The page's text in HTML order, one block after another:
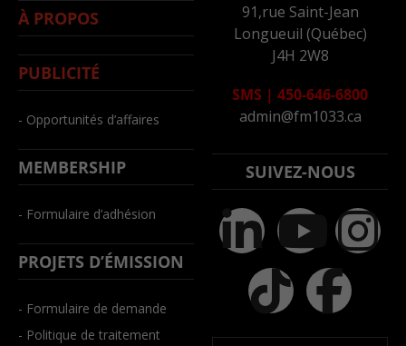
À PROPOS
PUBLICITÉ
- Opportunités d’affaires
MEMBERSHIP
- Formulaire d’adhésion
PROJETS D’ÉMISSION
- Formulaire de demande
- Politique de traitement
91,rue Saint-Jean
Longueuil (Québec)
J4H 2W8
SMS | 450-646-6800
admin@fm1033.ca
SUIVEZ-NOUS